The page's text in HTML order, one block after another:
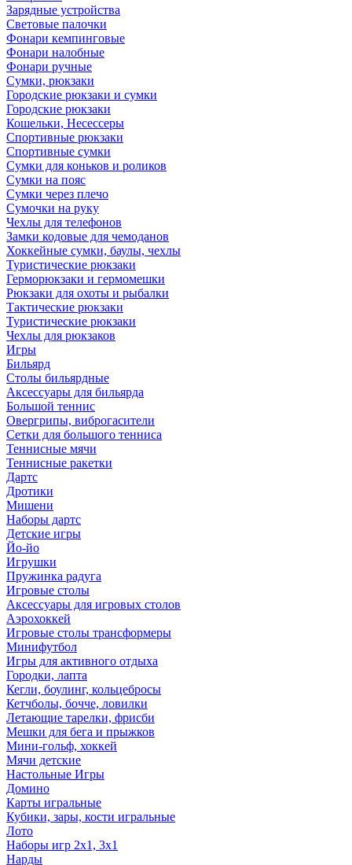
Зарядные устройства
Световые палочки
Фонари кемпинговые
Фонари налобные
Фонари ручные
Сумки, рюкзаки
Городские рюкзаки и сумки
Городские рюкзаки
Кошельки, Несессеры
Спортивные рюкзаки
Спортивные сумки
Сумки для коньков и роликов
Сумки на пояс
Сумки через плечо
Сумочки на руку
Чехлы для телефонов
Замки кодовые для чемоданов
Хоккейные сумки, баулы, чехлы
Туристические рюкзаки
Герморюкзаки и гермомешки
Рюкзаки для охоты и рыбалки
Тактические рюкзаки
Туристические рюкзаки
Чехлы для рюкзаков
Игры
Бильярд
Столы бильярдные
Аксессуары для бильярда
Большой теннис
Овергрипы, виброгасители
Сетки для большого тенниса
Теннисные мячи
Теннисные ракетки
Дартс
Дротики
Мишени
Наборы дартс
Детские игры
Йо-йо
Игрушки
Пружинка радуга
Игровые столы
Аксессуары для игровых столов
Аэрохоккей
Игровые столы трансформеры
Минифутбол
Игры для активного отдыха
Городки, лапта
Кегли, боулинг, кольцебросы
Кетчболы, бочче, ловилки
Летающие тарелки, фрисби
Мешки для бега и прыжков
Мини-гольф, хоккей
Мячи детские
Настольные Игры
Домино
Карты игральные
Кубики, зары, кости игральные
Лото
Наборы игр 2х1, 3х1
Нарды